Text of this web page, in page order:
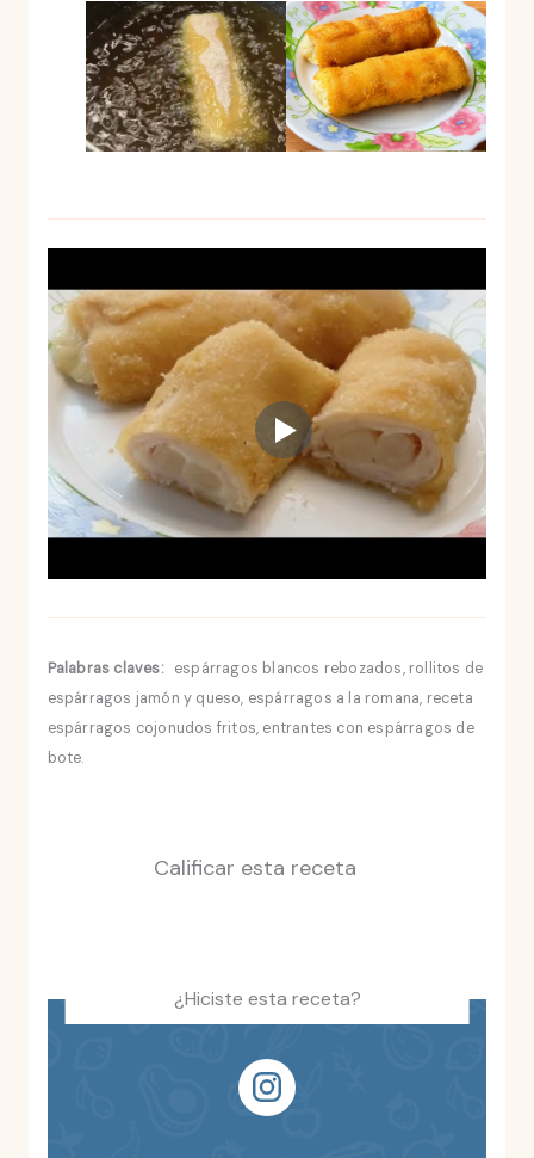
Palabras claves: espárragos blancos rebozados, rollitos de
espárragos jamón y queso, espárragos a la romana, receta
espárragos cojonudos fritos, entrantes con espárragos de
bote.
Calificar esta receta
¿Hiciste esta receta?